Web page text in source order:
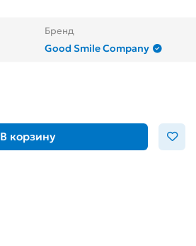
Бренд
Good Smile Company
В корзину